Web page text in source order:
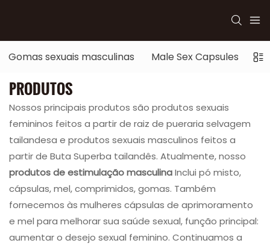
Gomas sexuais masculinas Male Sex Capsules
PRODUTOS
Nossos principais produtos são produtos sexuais
femininos feitos a partir de raiz de pueraria selvagem
tailandesa e produtos sexuais masculinos feitos a
partir de Buta Superba tailandês. Atualmente, nosso
produtos de estimulação masculinaInclui pó misto,
cápsulas, mel, comprimidos, gomas. Também
fornecemos às mulheres cápsulas de aprimoramento
e mel para melhorar sua saúde sexual, função principal:
aumentar o desejo sexual feminino. Continuamos a